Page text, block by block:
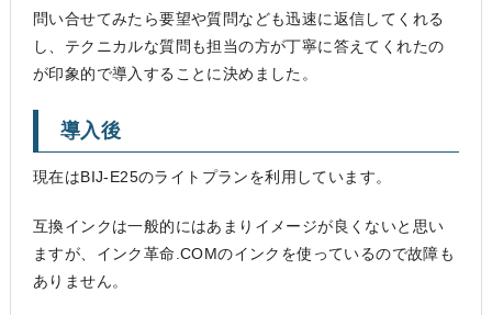
問い合せてみたら要望や質問なども迅速に返信してくれる
し、テクニカルな質問も担当の方が丁寧に答えてくれたの
が印象的で導入することに決めました。
導入後
現在はBIJ-E25のライトプランを利用しています。
互換インクは一般的にはあまりイメージが良くないと思い
ますが、インク革命.COMのインクを使っているので故障も
ありません。